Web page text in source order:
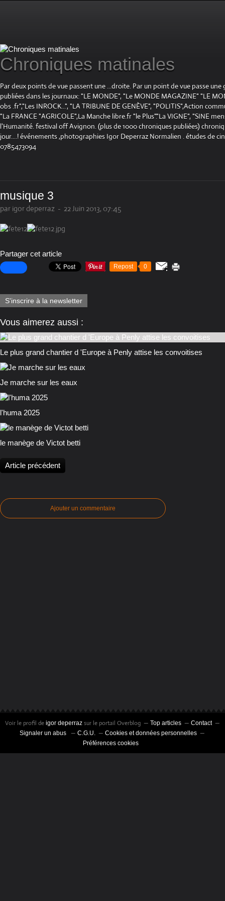
Chroniques matinales
Par deux points de vue passent une ...droite. Par un point de vue passe
publiées dans les journaux: "LE MONDE", "Le MONDE MAGAZINE" "LE
obs .fr","Les INROCK...", "LA TRIBUNE DE GENÈVE", "POLITIS",Action
"La FRANCE "AGRICOLE",La Manche libre.fr "le Plus"."La VIGNE", "SINE
l'Humanité. festival off Avignon. (plus de 1000 chroniques publiées)
jour....! événements ,photographies Igor Deperraz Normalien . études de
0785473094
musique 3
par igor deperraz - 22 Juin 2013, 07:45
Partager cet article
Repost 0
S'inscrire à la newsletter
Vous aimerez aussi :
Le plus grand chantier d 'Europe à Penly attise les convoitises
Je marche sur les eaux
l'huma 2025
le manège de Victot betti
Article précédent
Ajouter un commentaire
Voir le profil de igor deperraz sur le portail Overblog Top articles
Contact
Signaler un abus
C.G.U.
Cookies et données personnelles
Préférences cookies